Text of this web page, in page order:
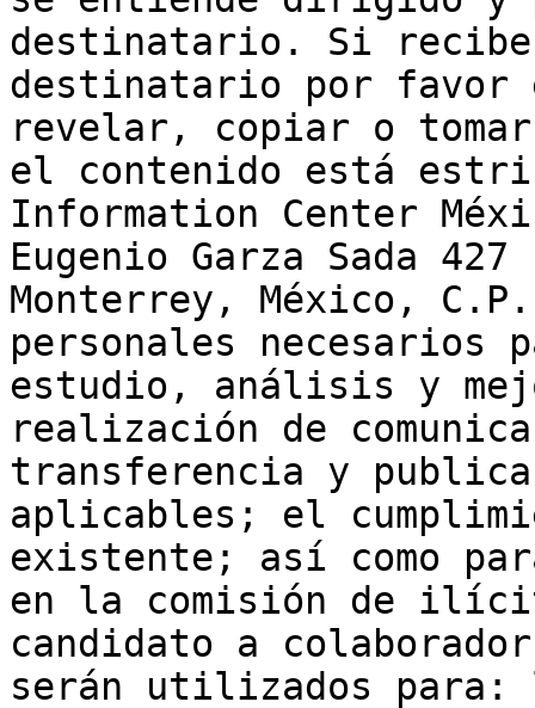
destinatario. Si
destinatario por
revelar, copiar o
el contenido está
Information Center
Eugenio Garza Sada
Monterrey, México,
personales
estudio, análisis y
realización de
transferencia y
aplicables; el
existente; así como
en la comisión de
candidato a
serán utilizados para: